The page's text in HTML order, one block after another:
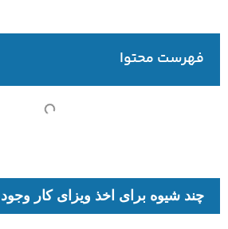
فهرست محتوا
چند شیوه برای اخذ ویزای کار وجود